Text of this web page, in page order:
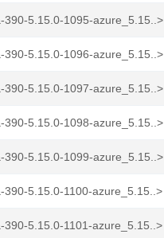
390-5.15.0-1095-azure_5.15..>
390-5.15.0-1096-azure_5.15..>
390-5.15.0-1097-azure_5.15..>
390-5.15.0-1098-azure_5.15..>
390-5.15.0-1099-azure_5.15..>
390-5.15.0-1100-azure_5.15..>
390-5.15.0-1101-azure_5.15..>